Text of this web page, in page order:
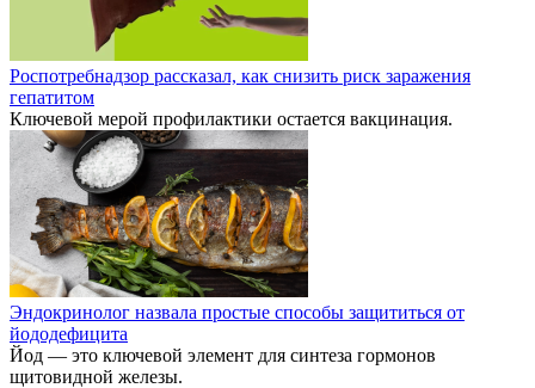
Роспотребнадзор рассказал, как снизить риск заражения
гепатитом
Ключевой мерой профилактики остается вакцинация.
Эндокринолог назвала простые способы защититься от
йододефицита
Йод — это ключевой элемент для синтеза гормонов
щитовидной железы.